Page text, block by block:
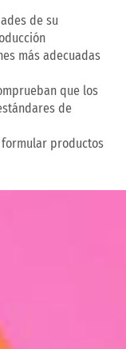
de su
más adecuadas
que los
de
productos